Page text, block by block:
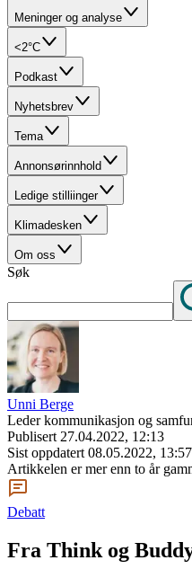
Meninger og analyse
<2°C
Podkast
Nyhetsbrev
Tema
Annonsørinnhold
Ledige stilliinger
Klimadesken
Om oss
Søk
Unni Berge
Leder kommunikasjon og
Publisert 27.04.2022, 12:13
Sist oppdatert 08.05.2022, 13:57
Artikkelen er mer enn to år
Debatt
Fra Think og